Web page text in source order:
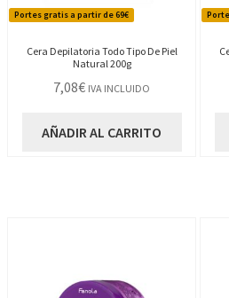
Portes gratis a partir de 69€
Cera Depilatoria Todo Tipo De Piel
Natural 200g
7,08€ IVA INCLUIDO
AÑADIR AL CARRITO